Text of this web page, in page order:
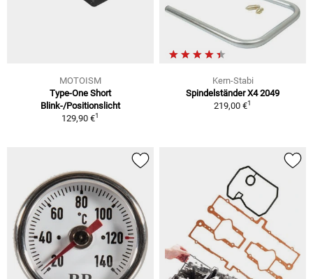
MOTOISM
Type-One Short
Blink-/Positionslicht
129,90 €1
Kern-Stabi
Spindelständer X4 2049
219,00 €1